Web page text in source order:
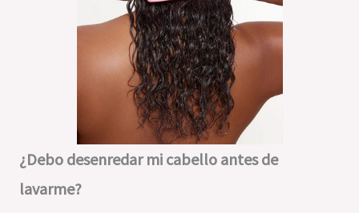
¿Debo desenredar mi cabello antes de
lavarme?